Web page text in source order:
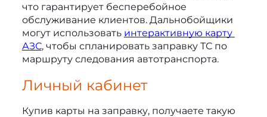
что гарантирует бесперебойное
обслуживание клиентов. Дальнобойщики
могут использовать интерактивную карту
АЗС, чтобы спланировать заправку ТС по
маршруту следования автотранспорта.
Личный кабинет
Купив карты на заправку, получаете такую